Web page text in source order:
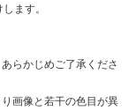
ます。
らかじめご了承くださ
画像と若干の色目が異